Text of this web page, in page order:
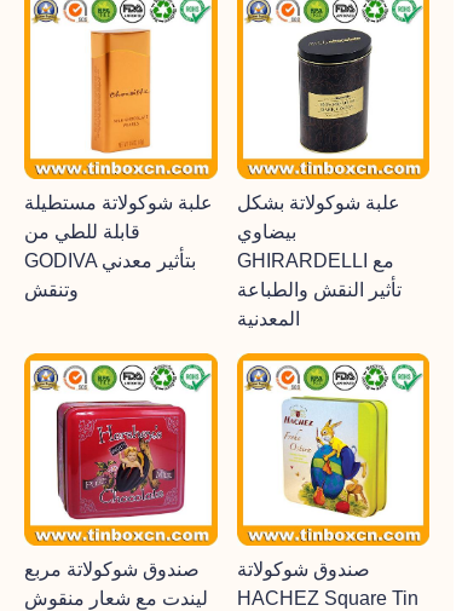
علبة شوكولاتة مستطيلة
قابلة للطي من
GODIVA بتأثير معدني
وتنقش
علبة شوكولاتة بشكل
بيضاوي
GHIRARDELLI مع
تأثير النقش والطباعة
المعدنية
صندوق شوكولاتة مربع
ليندت مع شعار منقوش
صندوق شوكولاتة
HACHEZ Square Tin